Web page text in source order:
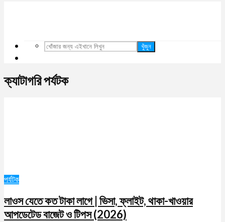
খুঁজুন
ক্যাটাগরি পর্যটক
পর্যটক
লাওস যেতে কত টাকা লাগে | ভিসা, ফ্লাইট, থাকা-খাওয়ার
আপডেটেড বাজেট ও টিপস (2026)